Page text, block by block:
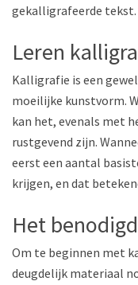
gekalligrafeerde tekst.
Leren
Kalligrafie is een
moeilijke kunstvorm.
kan het, evenals met
rustgevend zijn.
eerst een aantal
krijgen, en dat
Het
Om te beginnen met
deugdelijk materiaal